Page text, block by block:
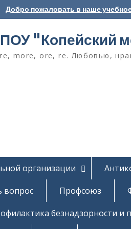
Добро пожаловать в наше
"Копейский
more, ore, re. Любовью,
организации
вопрос Профсоюз
безнадзорности